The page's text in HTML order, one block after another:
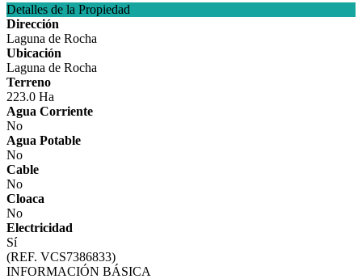
Detalles de la Propiedad
Dirección
Laguna de Rocha
Ubicación
Laguna de Rocha
Terreno
223.0 Ha
Agua Corriente
No
Agua Potable
No
Cable
No
Cloaca
No
Electricidad
Sí
(REF. VCS7386833)
INFORMACIÓN BÁSICA